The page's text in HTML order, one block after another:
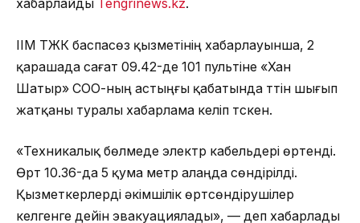
хабарлайды Tengrinews.kz.
ІІМ ТЖК баспасөз қызметінің хабарлауынша, 2
қарашада сағат 09.42-де 101 пультіне «Хан
Шатыр» СОО-ның астыңғы қабатында түтін шығып
жатқаны туралы хабарлама келіп түскен.
«Техникалық бөлмеде электр кабельдері өртенді.
Өрт 10.36-да 5 қума метр алаңда сөндірілді.
Қызметкерлерді әкімшілік өртсөндірушілер
келгенге дейін эвакуациялады», — деп хабарлады